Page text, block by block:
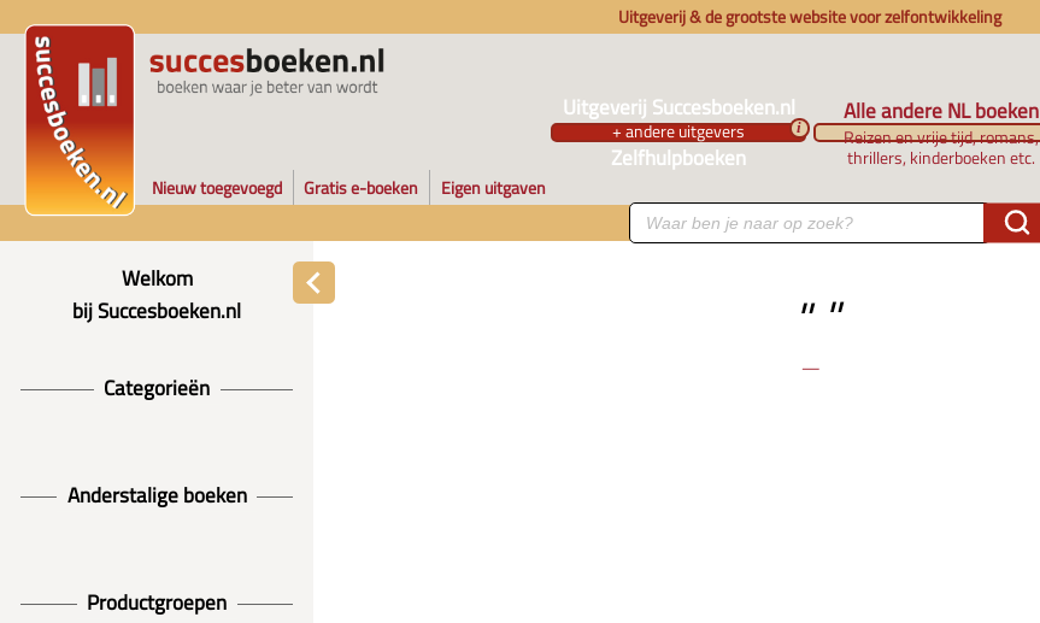
Uitgeverij & de grootste website voor zelfontwikkeling
Uitgeverij Succesboeken.nl
+ andere uitgevers
Zelfhulpboeken
i
Alle andere NL boeken
Reizen en vrije tijd, romans,
thrillers, kinderboeken etc.
Nieuw toegevoegd Gratis e-boeken Eigen uitgaven
Welkom
bij Succesboeken.nl
Categorieën
Anderstalige boeken
Productgroepen